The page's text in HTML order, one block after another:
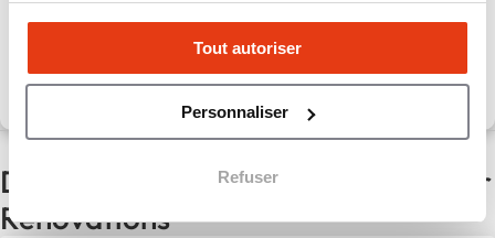
Tout autoriser
Personnaliser
Refuser
Apport personnel :20 000 €
Découvrir le réseau
D'autres actualités du réseau Avenir
Rénovations